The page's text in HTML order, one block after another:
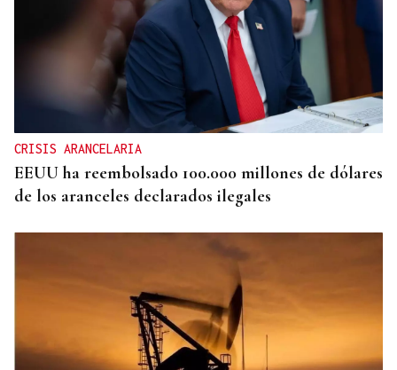
CRISIS ARANCELARIA
EEUU ha reembolsado 100.000 millones de dólares
de los aranceles declarados ilegales